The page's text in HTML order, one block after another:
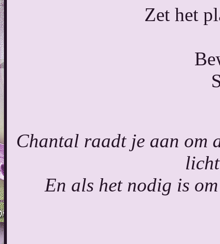
Zet het
Chantal raadt je aan om
En als het nodig is